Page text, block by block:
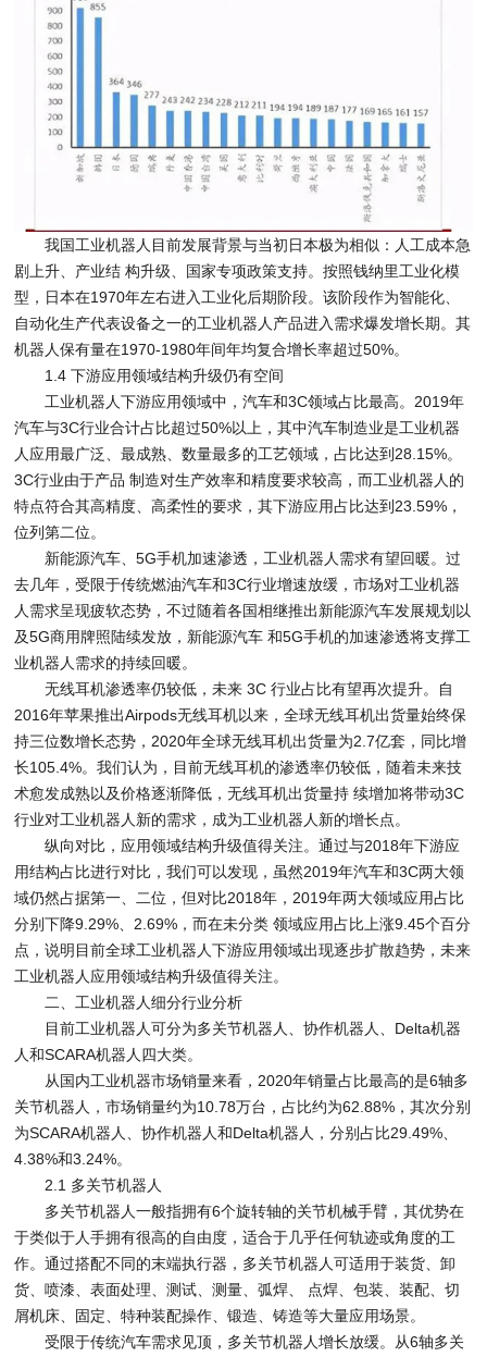
我国工业机器人目前发展背景与当初日本极为相似：人工成本急
剧上升、产业结 构升级、国家专项政策支持。按照钱纳里工业化模
型，日本在1970年左右进入工业化后期阶段。该阶段作为智能化、
自动化生产代表设备之一的工业机器人产品进入需求爆发增长期。其
机器人保有量在1970-1980年间年均复合增长率超过50%。
1.4 下游应用领域结构升级仍有空间
工业机器人下游应用领域中，汽车和3C领域占比最高。2019年
汽车与3C行业合计占比超过50%以上，其中汽车制造业是工业机器
人应用最广泛、最成熟、数量最多的工艺领域，占比达到28.15%。
3C行业由于产品 制造对生产效率和精度要求较高，而工业机器人的
特点符合其高精度、高柔性的要求，其下游应用占比达到23.59%，
位列第二位。
新能源汽车、5G手机加速渗透，工业机器人需求有望回暖。过
去几年，受限于传统燃油汽车和3C行业增速放缓，市场对工业机器
人需求呈现疲软态势，不过随着各国相继推出新能源汽车发展规划以
及5G商用牌照陆续发放，新能源汽车 和5G手机的加速渗透将支撑工
业机器人需求的持续回暖。
无线耳机渗透率仍较低，未来 3C 行业占比有望再次提升。自
2016年苹果推出Airpods无线耳机以来，全球无线耳机出货量始终保
持三位数增长态势，2020年全球无线耳机出货量为2.7亿套，同比增
长105.4%。我们认为，目前无线耳机的渗透率仍较低，随着未来技
术愈发成熟以及价格逐渐降低，无线耳机出货量持 续增加将带动3C
行业对工业机器人新的需求，成为工业机器人新的增长点。
纵向对比，应用领域结构升级值得关注。通过与2018年下游应
用结构占比进行对比，我们可以发现，虽然2019年汽车和3C两大领
域仍然占据第一、二位，但对比2018年，2019年两大领域应用占比
分别下降9.29%、2.69%，而在未分类 领域应用占比上涨9.45个百分
点，说明目前全球工业机器人下游应用领域出现逐步扩散趋势，未来
工业机器人应用领域结构升级值得关注。
二、工业机器人细分行业分析
目前工业机器人可分为多关节机器人、协作机器人、Delta机器
人和SCARA机器人四大类。
从国内工业机器市场销量来看，2020年销量占比最高的是6轴多
关节机器人，市场销量约为10.78万台，占比约为62.88%，其次分别
为SCARA机器人、协作机器人和Delta机器人，分别占比29.49%、
4.38%和3.24%。
2.1 多关节机器人
多关节机器人一般指拥有6个旋转轴的关节机械手臂，其优势在
于类似于人手拥有很高的自由度，适合于几乎任何轨迹或角度的工
作。通过搭配不同的末端执行器，多关节机器人可适用于装货、卸
货、喷漆、表面处理、测试、测量、弧焊、 点焊、包装、装配、切
屑机床、固定、特种装配操作、锻造、铸造等大量应用场景。
受限于传统汽车需求见顶，多关节机器人增长放缓。从6轴多关